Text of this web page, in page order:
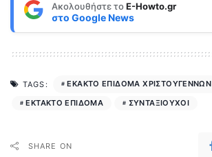
Ακολουθήστε τοE-Howto.gr
στο Google News
TAGS:
ΕΚΑΚΤΟ ΕΠΙΔΟΜΑ ΧΡΙΣΤΟΥΓΕΝΝΩΝ
ΕΚΤΑΚΤΟ ΕΠΙΔΟΜΑ
ΣΥΝΤΑΞΙΟΥΧΟΙ
SHARE ON